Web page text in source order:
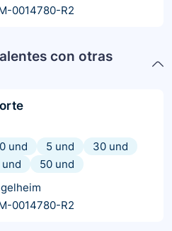
0014780-R2
con otras
und 5 und
30 und
und
50 und
0014780-R2